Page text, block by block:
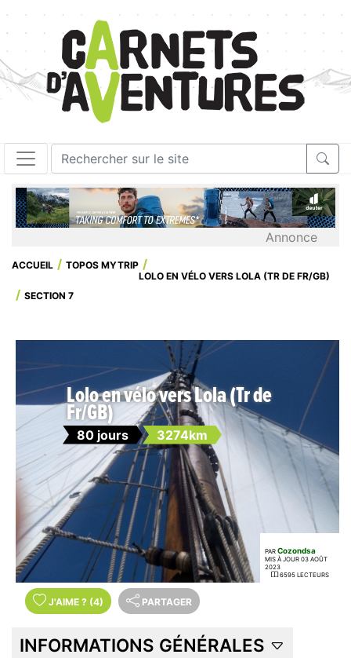
Annonce
ACCUEIL
TOPOS MYTRIP
LOLO EN VÉLO VERS LOLA (TR DE FR/GB)
SECTION 7
Lolo en vélo vers Lola (Tr de
Fr/GB)
80 jours 3274km
PAR Cozondsa
MIS À JOUR 03 AOÛT
2023
6595 LECTEURS
J'AIME ? (4) PARTAGER
INFORMATIONS GÉNÉRALES